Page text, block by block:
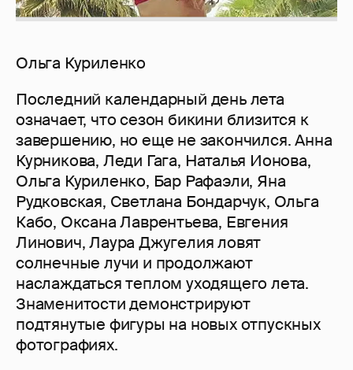
Ольга Куриленко
Последний календарный день лета
означает, что сезон бикини близится к
завершению, но еще не закончился. Анна
Курникова, Леди Гага, Наталья Ионова,
Ольга Куриленко, Бар Рафаэли, Яна
Рудковская, Светлана Бондарчук, Ольга
Кабо, Оксана Лаврентьева, Евгения
Линович, Лаура Джугелия ловят
солнечные лучи и продолжают
наслаждаться теплом уходящего лета.
Знаменитости демонстрируют
подтянутые фигуры на новых отпускных
фотографиях.